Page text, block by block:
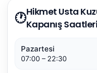
🕐Hikmet Usta
Kapanış Saatleri
Pazartesi
07:00 – 22:30